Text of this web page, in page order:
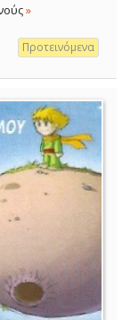
»
Προτεινόμενα